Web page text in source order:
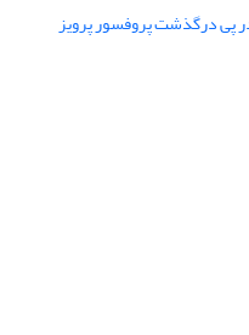
پی درگذشت پروفسور پرویز